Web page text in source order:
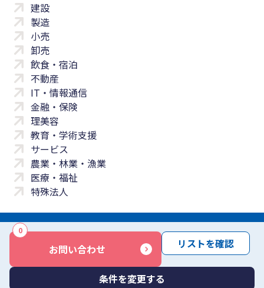
お問い合わせ
0
リストを確認
条件を変更する
建設
製造
小売
卸売
飲食・宿泊
不動産
IT・情報通信
金融・保険
理美容
教育・学術支援
サービス
農業・林業・漁業
医療・福祉
特殊法人
サイトマップ 免責事項 サービス利用規約
商標について反社会勢力に対する基本方針 お問い合わせ
Copyright © Yayoi Co., Ltd. All rights reserved.